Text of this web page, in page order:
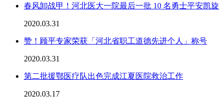
春风卸战甲！河北医大一院最后一批 10 名勇士平安凯旋
2020.03.31
赞！顾平专家荣获「河北省职工道德先进个人」称号
2020.03.31
第二批援鄂医疗队出色完成江夏医院救治工作
2020.03.17